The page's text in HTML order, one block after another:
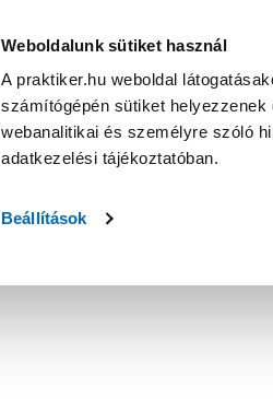
Weboldalunk sütiket használ
A praktiker.hu weboldal
számítógépén sütiket
webanalitikai és személyre szóló
adatkezelési tájékoztatóban.
Beállítások